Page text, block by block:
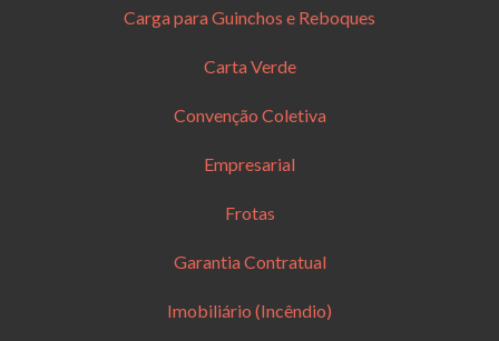
Carga para Guinchos e Reboques
Carta Verde
Convenção Coletiva
Empresarial
Frotas
Garantia Contratual
Imobiliário (Incêndio)